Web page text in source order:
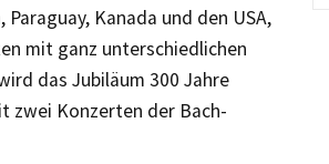
Kanada und den USA,
mit ganz unterschiedlichen
das Jubiläum 300 Jahre
zwei Konzerten der Bach-